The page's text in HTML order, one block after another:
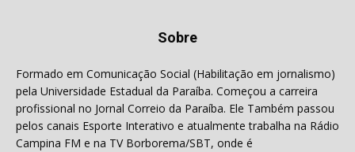
Sobre
Formado em Comunicação Social (Habilitação em jornalismo)
pela Universidade Estadual da Paraíba. Começou a carreira
profissional no Jornal Correio da Paraíba. Ele Também passou
pelos canais Esporte Interativo e atualmente trabalha na Rádio
Campina FM e na TV Borborema/SBT, onde é